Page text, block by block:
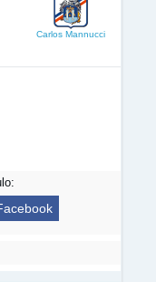
Carlos Mannucci